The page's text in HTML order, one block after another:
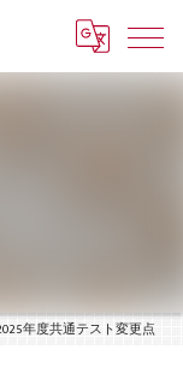
年度共通テスト変更点（公共）